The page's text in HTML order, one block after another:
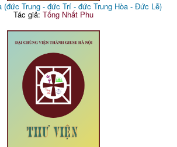
(đức Trung - đức Trí - đức Trung Hòa - Đức Lễ)
Tác giả: Tống Nhất Phu